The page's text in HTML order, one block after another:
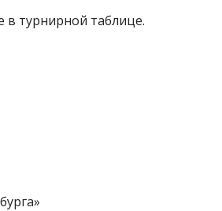
в турнирной таблице.